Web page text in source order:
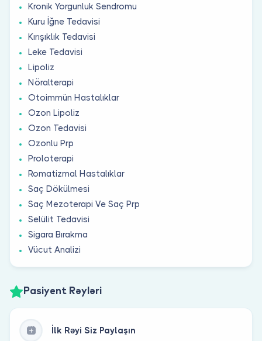
Kronik Yorgunluk Sendromu
Kuru İğne Tedavisi
Kırışıklık Tedavisi
Leke Tedavisi
Lipoliz
Nöralterapi
Otoimmün Hastalıklar
Ozon Lipoliz
Ozon Tedavisi
Ozonlu Prp
Proloterapi
Romatizmal Hastalıklar
Saç Dökülmesi
Saç Mezoterapi Ve Saç Prp
Selülit Tedavisi
Sigara Bırakma
Vücut Analizi
Pasiyent Rəyləri
İlk Rəyi Siz Paylaşın